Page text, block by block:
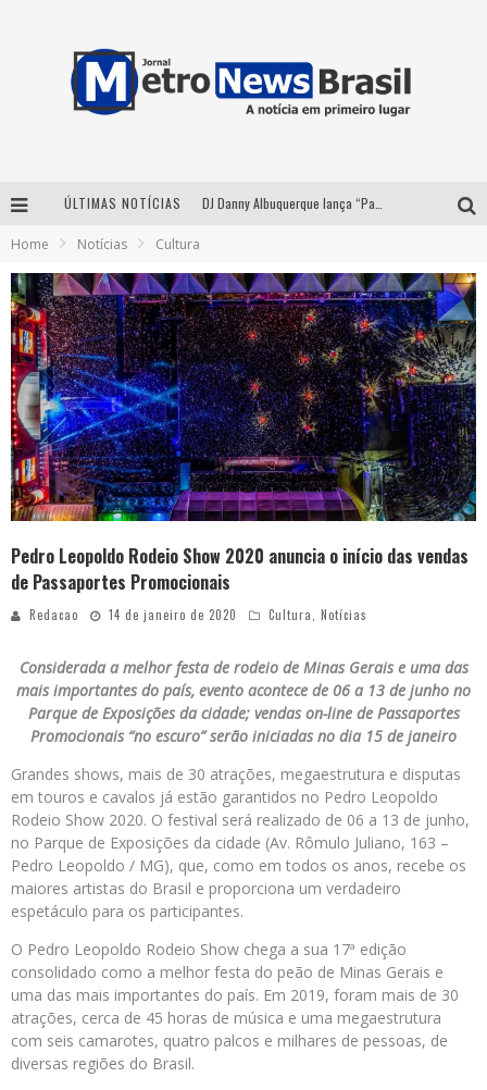
ÚLTIMAS NOTÍCIAS
Modão Mangalarga Marchador reúne Zezé Di Camargo, Clayton & Romário e Bruna Lipiani nesta sexta-feira no Expominas
Proibida anuncia retorno da Puro Malte Extra e consolida trajetória de democratização cervejeira no Brasil
Home Notícias Cultura
Pedro Leopoldo Rodeio Show 2020 anuncia o início das vendas
de Passaportes Promocionais
Redacao 14 de janeiro de 2020 Cultura, Notícias
Considerada a melhor festa de rodeio de Minas Gerais e uma das
mais importantes do país, evento acontece de 06 a 13 de junho no
Parque de Exposições da cidade; vendas on-line de Passaportes
Promocionais “no escuro” serão iniciadas no dia 15 de janeiro
Grandes shows, mais de 30 atrações, megaestrutura e disputas
em touros e cavalos já estão garantidos no Pedro Leopoldo
Rodeio Show 2020. O festival será realizado de 06 a 13 de junho,
no Parque de Exposições da cidade (Av. Rômulo Juliano, 163 –
Pedro Leopoldo / MG), que, como em todos os anos, recebe os
maiores artistas do Brasil e proporciona um verdadeiro
espetáculo para os participantes.
O Pedro Leopoldo Rodeio Show chega a sua 17ª edição
consolidado como a melhor festa do peão de Minas Gerais e
uma das mais importantes do país. Em 2019, foram mais de 30
atrações, cerca de 45 horas de música e uma megaestrutura
com seis camarotes, quatro palcos e milhares de pessoas, de
diversas regiões do Brasil.